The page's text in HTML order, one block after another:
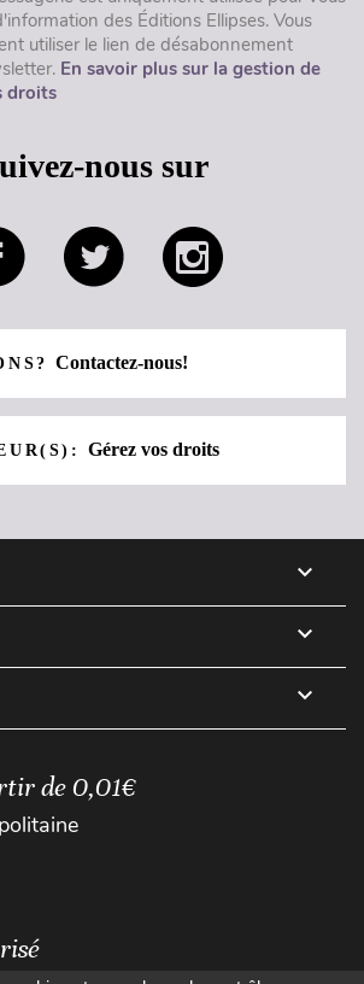
des Éditions Ellipses. Vous
utiliser le lien de désabonnement
En savoir plus sur la gestion de
droits
nous sur
Contactez-nous!
Gérez vos droits



de 0,01€